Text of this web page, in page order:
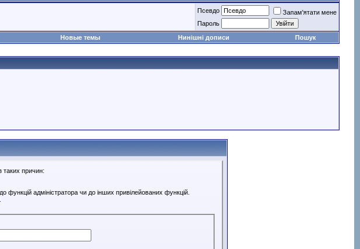
Псевдо
Запам'ятати мене
Пароль
Новые темы Нинішні дописи Пошук
таких причин:
адміністратора чи до інших привілейованих функцій.